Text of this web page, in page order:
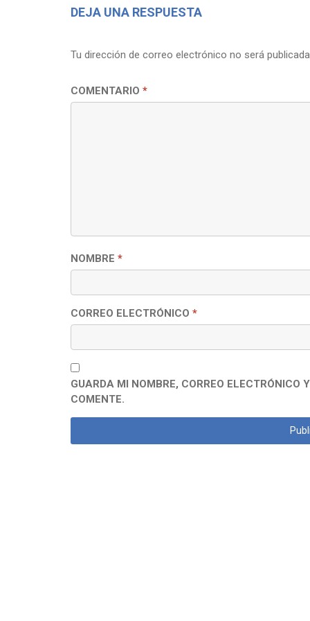
DEJA UNA RESPUESTA
Tu dirección de correo electrónico no será publicada.
COMENTARIO *
NOMBRE *
CORREO ELECTRÓNICO *
GUARDA MI NOMBRE, CORREO ELECTRÓNICO
COMENTE.